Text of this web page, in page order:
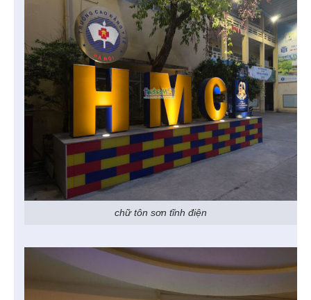
chữ tôn sơn tĩnh điện